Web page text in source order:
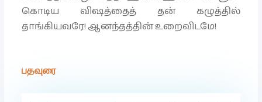
கொடிய விஷத்தைத் தன் கழுத்தில்
தாங்கியவரே! ஆனந்தத்தின் உறைவிடமே!
பதவுரை